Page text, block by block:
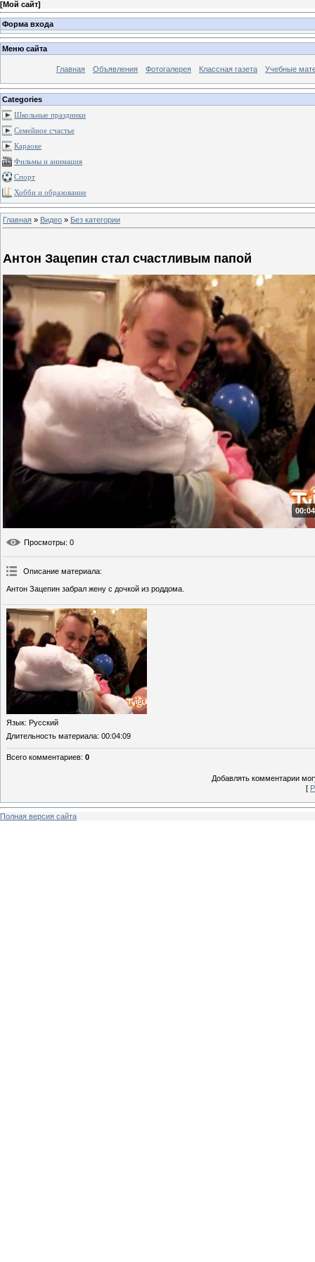
[Мой сайт]
Форма входа
Меню сайта
Главная Объявления Фотогалерея Классная газета Учебные
Categories
Школьные праздники
Семейное счастье
Караоке
Фильмы и анимация
Спорт
Хобби и образование
Главная » Видео » Без категории
Антон Зацепин стал счастливым папой
Просмотры: 0
Описание материала:
Антон Зацепин забрал жену с дочкой из роддома.
Язык: Русский
Длительность материала: 00:04:09
Всего комментариев: 0
Добавлять комментарии
[
Полная версия сайта